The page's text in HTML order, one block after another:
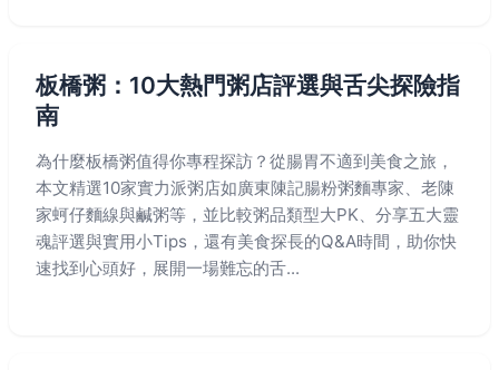
板橋粥：10大熱門粥店評選與舌尖探險指
南
為什麼板橋粥值得你專程探訪？從腸胃不適到美食之旅，
本文精選10家實力派粥店如廣東陳記腸粉粥麵專家、老陳
家蚵仔麵線與鹹粥等，並比較粥品類型大PK、分享五大靈
魂評選與實用小Tips，還有美食探長的Q&A時間，助你快
速找到心頭好，展開一場難忘的舌...